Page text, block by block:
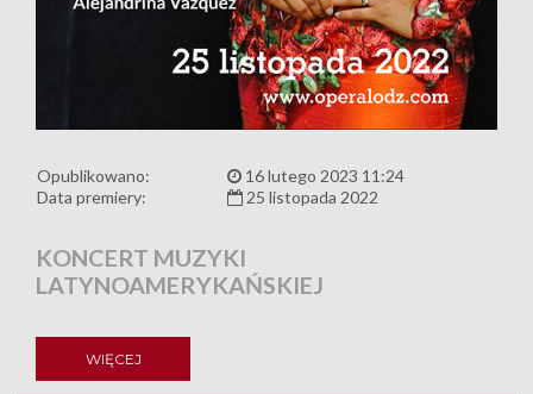
Opublikowano:
16 lutego 2023 11:24
Data premiery:
25 listopada 2022
KONCERT MUZYKI
LATYNOAMERYKAŃSKIEJ
WIĘCEJ